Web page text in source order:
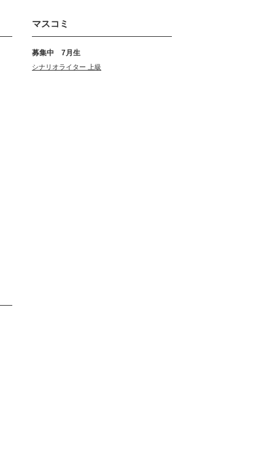
マスコミ
募集中 7月生
シナリオライター 上級